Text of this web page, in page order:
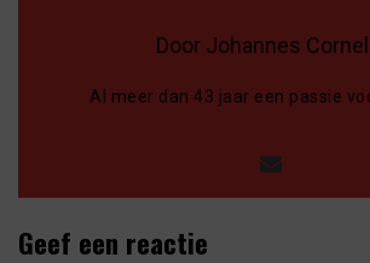
Door Johannes
Al meer dan 43 jaar een passie
Geef een reactie